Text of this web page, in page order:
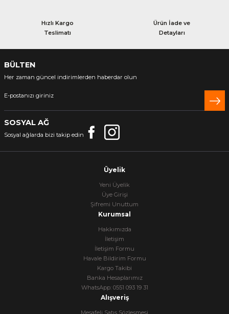
Hızlı Kargo
Teslimatı
Ürün İade ve
Detayları
BÜLTEN
Her zaman güncel indirimlerden haberdar olun
SOSYAL AĞ
Sosyal ağlarda bizi takip edin
Üyelik
Yeni Üyelik
Üye Girişi
Şifremi Unuttum
Kurumsal
Hakkımızda
İletişim
İletişim Formu
Havale Bildirim Formu
Kargo Takibi
Banka Hesaplarımız
WhatsApp: 0551 093 19 31
Alışveriş
Mesafeli Satış Sözleşmesi